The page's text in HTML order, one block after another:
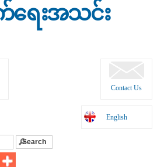
ရေးအသင်း
Contact Us
English